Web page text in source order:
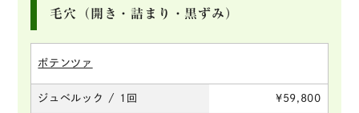
毛穴（開き・詰まり・黒ずみ）
ポテンツァ
ジュベルック / 1回 ¥59,800